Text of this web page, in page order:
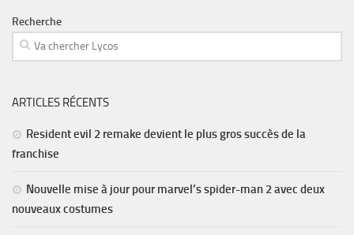
Recherche
ARTICLES RÉCENTS
Resident evil 2 remake devient le plus gros succès de la
franchise
Nouvelle mise à jour pour marvel’s spider-man 2 avec deux
nouveaux costumes